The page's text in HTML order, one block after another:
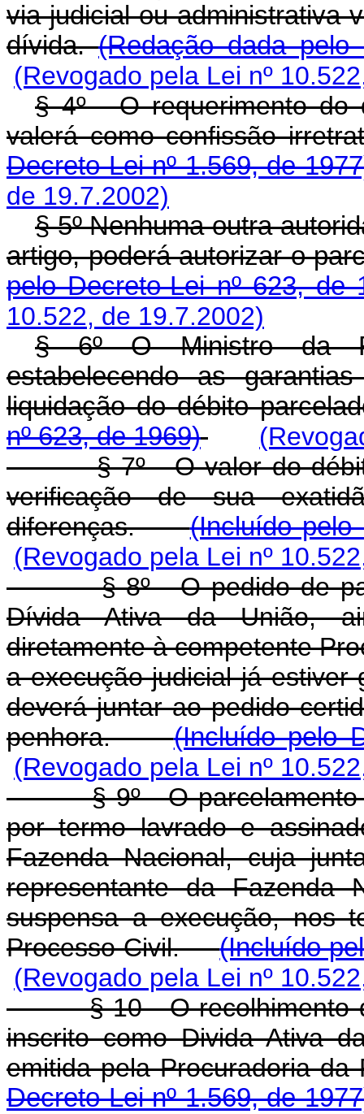
via judicial ou administrativa
dívida.(Redação dada pelo
(Revogado pela Lei nº
§ 4º - O requerimento do
valerá como confissão
Decreto-Lei nº 1.569, de
de 19.7.2002)
§ 5º Nenhuma outra
artigo, poderá autorizar o
pelo Decreto-Lei nº 623, de
10.522, de 19.7.2002)
§ 6º O Ministro da
estabelecendo as
liquidação do débito
nº 623, de 1969)
§ 7º - O valor do
verificação de sua
diferenças.(Incluído pelo
(Revogado pela Lei nº
§ 8º - O pedido de
Dívida Ativa da União,
diretamente à competente
a execução judicial já estiver
deverá juntar ao pedido
penhora.(Incluído pelo
(Revogado pela Lei nº
§ 9º - O parcelamento do
por termo lavrado e
Fazenda Nacional, cuja
representante da Fazenda
suspensa a execução, nos
Processo Civil.(Incluído
(Revogado pela Lei nº
§ 10 - O recolhimento
inscrito como Divida Ativa
emitida pela Procuradoria
Decreto-Lei nº 1.569, de